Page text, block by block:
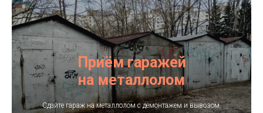
Приём гаражей
на металлолом
Сдайте гараж на металлолом с демонтажем и вывозом.
Контакты
Площадка: